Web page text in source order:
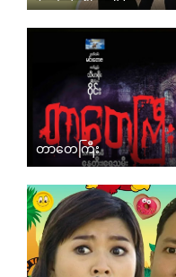
တာတေကြီး